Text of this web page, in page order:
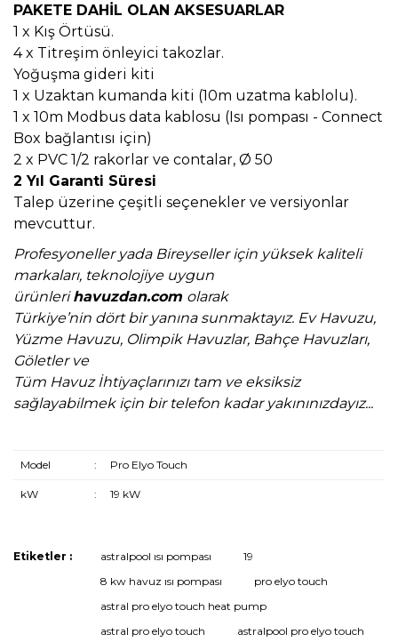
PAKETE DAHİL OLAN AKSESUARLAR
1 x Kış Örtüsü.
4 x Titreşim önleyici takozlar.
Yoğuşma gideri kiti
1 x Uzaktan kumanda kiti (10m uzatma kablolu).
1 x 10m Modbus data kablosu (Isı pompası - Connect
Box bağlantısı için)
2 x PVC 1/2 rakorlar ve contalar, Ø 50
2 Yıl Garanti Süresi
Talep üzerine çeşitli seçenekler ve versiyonlar
mevcuttur.
Profesyoneller yada Bireyseller için yüksek kaliteli
markaları, teknolojiye uygun
ürünlerihavuzdan.com olarak
Türkiye’nin dört bir yanına sunmaktayız. Ev Havuzu,
Yüzme Havuzu, Olimpik Havuzlar, Bahçe Havuzları,
Göletler ve
Tüm Havuz İhtiyaçlarınızı tam ve eksiksiz
sağlayabilmek için bir telefon kadar yakınınızdayız...
Model : Pro Elyo Touch
kW : 19 kW
Bu ürüne ilk yorumu siz yapın!
Yorum Yaz
Etiketler : astralpool ısı pompası
19
8 kw havuz ısı pompası
pro elyo touch
astral pro elyo touch heat pump
astral pro elyo touch
astralpool pro elyo touch